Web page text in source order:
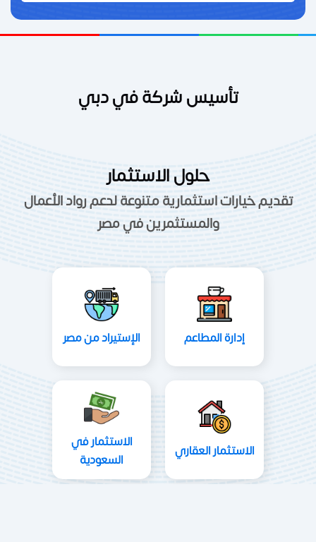
تأسيس شركة في دبي
حلول الاستثمار
تقديم خيارات استثمارية متنوعة لدعم رواد الأعمال
والمستثمرين في مصر
إدارة المطاعم الإستيراد من مصر
الاستثمار العقاري
الاستثمار في
السعودية